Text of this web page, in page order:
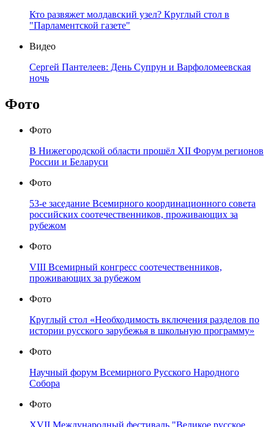
Кто развяжет молдавский узел? Круглый стол в
"Парламентской газете"
Видео
Сергей Пантелеев: День Супрун и Варфоломеевская
ночь
Фото
Фото
В Нижегородской области прошёл XII Форум регионов
России и Беларуси
Фото
53-е заседание Всемирного координационного совета
российских соотечественников, проживающих за
рубежом
Фото
VIII Всемирный конгресс соотечественников,
проживающих за рубежом
Фото
Круглый стол «Необходимость включения разделов по
истории русского зарубежья в школьную программу»
Фото
Научный форум Всемирного Русского Народного
Собора
Фото